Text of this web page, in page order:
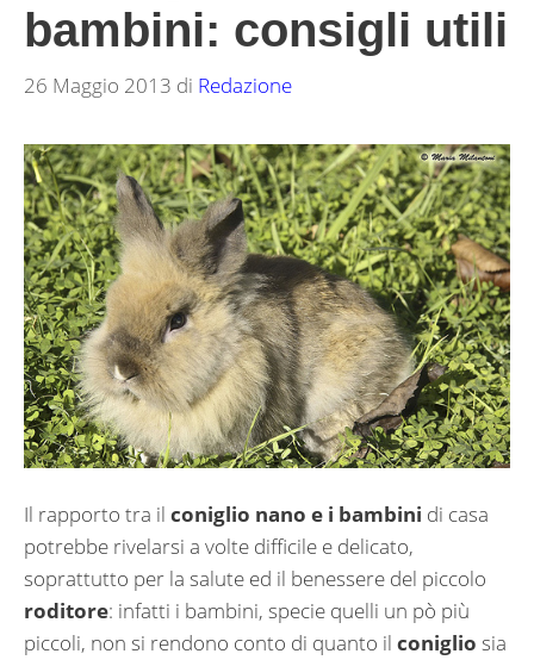
bambini: consigli utili
26 Maggio 2013 di Redazione
Il rapporto tra il coniglio nano e i bambini di casa
potrebbe rivelarsi a volte difficile e delicato,
soprattutto per la salute ed il benessere del piccolo
roditore: infatti i bambini, specie quelli un pò più
piccoli, non si rendono conto di quanto il coniglio sia